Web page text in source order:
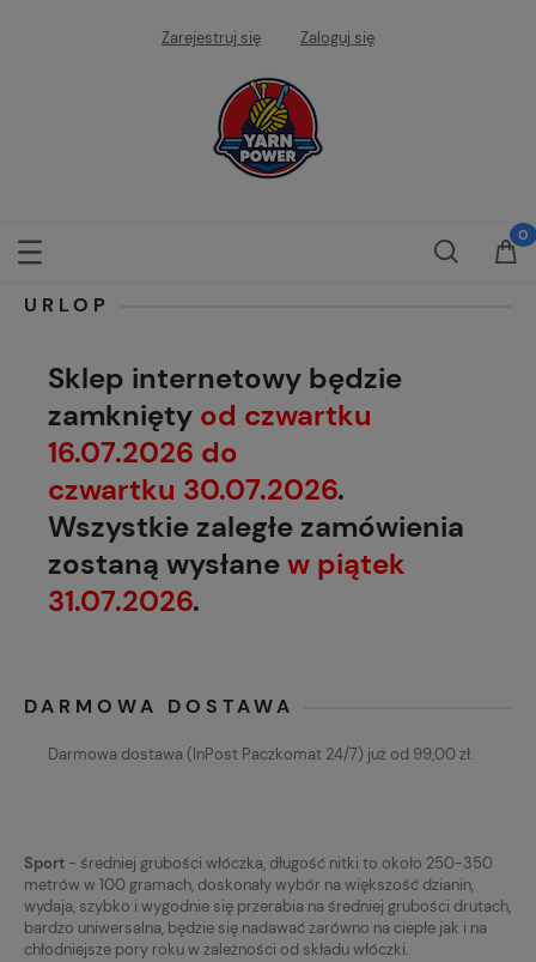
Zarejestruj się Zaloguj się
URLOP
Sklep internetowy będzie
zamknięty od czwartku
16.07.2026 do
czwartku 30.07.2026.
Wszystkie zaległe zamówienia
zostaną wysłanew piątek
31.07.2026.
DARMOWA DOSTAWA
Darmowa dostawa (InPost Paczkomat 24/7) już od 99,00 zł.
Sport - średniej grubości włóczka, długość nitki to około 250-350
metrów w 100 gramach, doskonały wybór na większość dzianin,
wydaja, szybko i wygodnie się przerabia na średniej grubości drutach,
bardzo uniwersalna, będzie się nadawać zarówno na ciepłe jak i na
chłodniejsze pory roku w zależności od składu włóczki.